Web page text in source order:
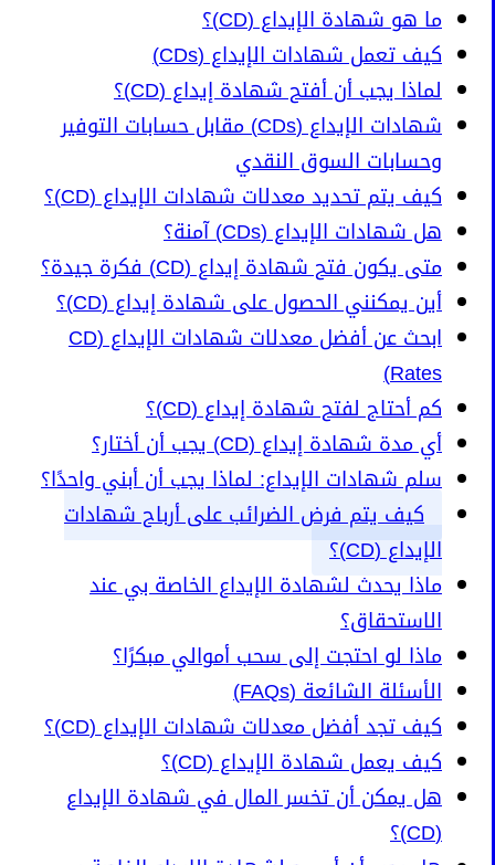
ما هو شهادة الإيداع (CD)؟
كيف تعمل شهادات الإيداع (CDs)
لماذا يجب أن أفتح شهادة إيداع (CD)؟
شهادات الإيداع (CDs) مقابل حسابات التوفير
وحسابات السوق النقدي
كيف يتم تحديد معدلات شهادات الإيداع (CD)؟
هل شهادات الإيداع (CDs) آمنة؟
متى يكون فتح شهادة إيداع (CD) فكرة جيدة؟
أين يمكنني الحصول على شهادة إيداع (CD)؟
ابحث عن أفضل معدلات شهادات الإيداع (CD
Rates)
كم أحتاج لفتح شهادة إيداع (CD)؟
أي مدة شهادة إيداع (CD) يجب أن أختار؟
سلم شهادات الإيداع: لماذا يجب أن أبني واحدًا؟
كيف يتم فرض الضرائب على أرباح شهادات
الإيداع (CD)؟
ماذا يحدث لشهادة الإيداع الخاصة بي عند
الاستحقاق؟
ماذا لو احتجت إلى سحب أموالي مبكرًا؟
الأسئلة الشائعة (FAQs)
كيف تجد أفضل معدلات شهادات الإيداع (CD)؟
كيف يعمل شهادة الإيداع (CD)؟
هل يمكن أن تخسر المال في شهادة الإيداع
(CD)؟